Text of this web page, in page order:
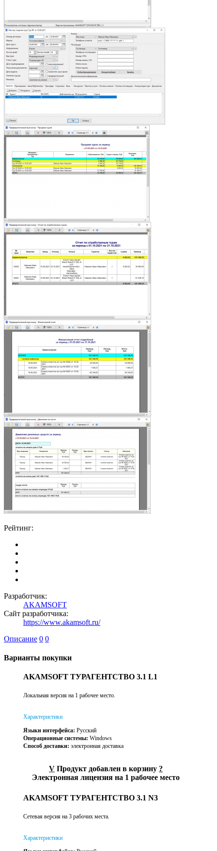
Рейтинг:
Разработчик:
AKAMSOFT
Сайт разработчика:
https://www.akamsoft.ru/
Описание 0 0
Варианты покупки
AKAMSOFT ТУРАГЕНТСТВО 3.1 L1
Локальная версия на 1 рабочее место.
Характеристики
Языки интерфейса: Русский
Операционные системы: Windows
Способ доставки: электронная доставка
V Продукт добавлен в корзину ?
Электронная лицензия на 1 рабочее место
AKAMSOFT ТУРАГЕНТСТВО 3.1 N3
Сетевая версия на 3 рабочих места.
Характеристики